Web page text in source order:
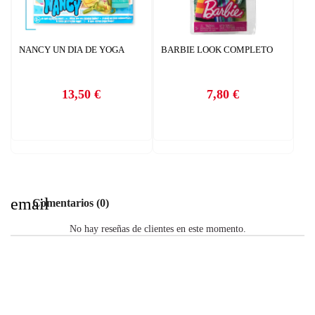
NANCY UN DIA DE YOGA
Precio
13,50 €
BARBIE LOOK COMPLETO
Precio
7,80 €
emailComentarios (0)
No hay reseñas de clientes en este momento.